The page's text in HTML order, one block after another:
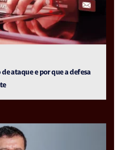
ataque e por que a defesa